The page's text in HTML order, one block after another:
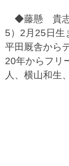
◆藤懸 貴志
5）2月25日生
平田厩舎から
20年からフリ
人、横山和生